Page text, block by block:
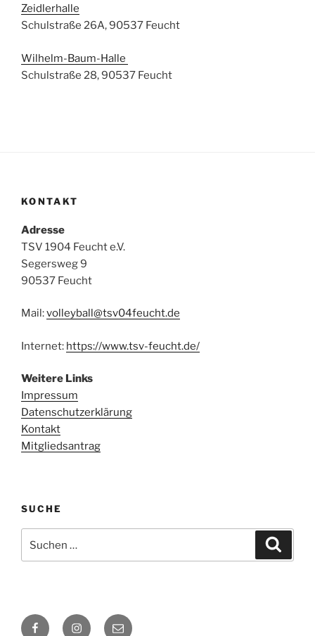
Zeidlerhalle
Schulstraße 26A, 90537 Feucht
Wilhelm-Baum-Halle
Schulstraße 28, 90537 Feucht
KONTAKT
Adresse
TSV 1904 Feucht e.V.
Segersweg 9
90537 Feucht
Mail:volleyball@tsv04feucht.de
Internet: https://www.tsv-feucht.de/
Weitere Links
Impressum
Datenschutzerklärung
Kontakt
Mitgliedsantrag
SUCHE
nach:
FacebookInstagram
E-